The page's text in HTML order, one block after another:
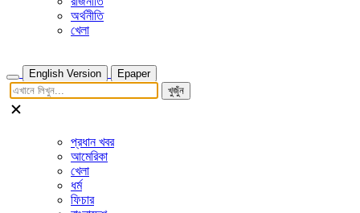
অর্থনীতি
খেলা
English Version
Epaper
খুজুঁন
প্রধান খবর
আমেরিকা
খেলা
ধর্ম
ফিচার